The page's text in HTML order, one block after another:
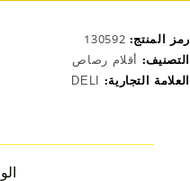
EC066-
MT
رمز المنتج: 130592
التصنيف: أقلام رصاص
العلامة التجارية: DELI